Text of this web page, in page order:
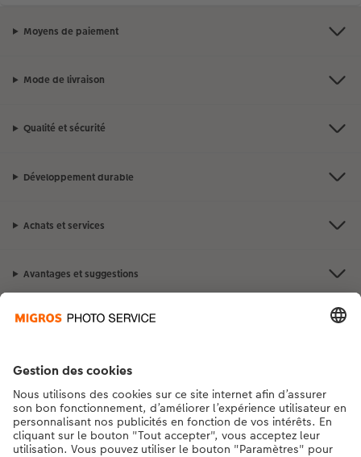
Moyens de paiement
Mode de livraison
Qualité et sécurité
Développement durable
Achats et services
Avantages et suggestions
Contact et aide
La Migros
Si vous avez des questions concernant nos produits ou votre commande,
n'hésitez pas à nous contacter du lundi au dimanche, de 9h00 à 20h00
(hors jours fériés), au numéro de téléphone043 5500 295• 7j/7 • de 9h à